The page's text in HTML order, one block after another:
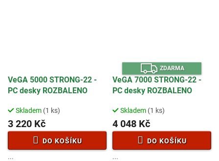
VeGA 5000 STRONG-22 -
PC desky ROZBALENO
Skladem (1 ks)
3 220 Kč
DO KOŠÍKU
...
Z
D
A
R
M
ZDARMA
VeGA 7000 STRONG-22 -
PC desky ROZBALENO
Skladem (1 ks)
4 048 Kč
DO KOŠÍKU
...